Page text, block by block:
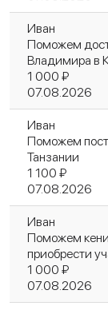
Иван
Поможем
Владимира в
1 000 ₽
07.08.2026
Иван
Поможем
Танзании
1 100 ₽
07.08.2026
Иван
Поможем
приобрести
1 000 ₽
07.08.2026